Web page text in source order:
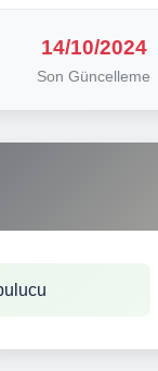
14/10/2024
Son Güncelleme